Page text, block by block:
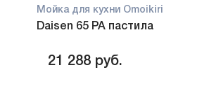
Мойка для кухни Omoikiri
Daisen 65 PA пастила
21 288 руб.